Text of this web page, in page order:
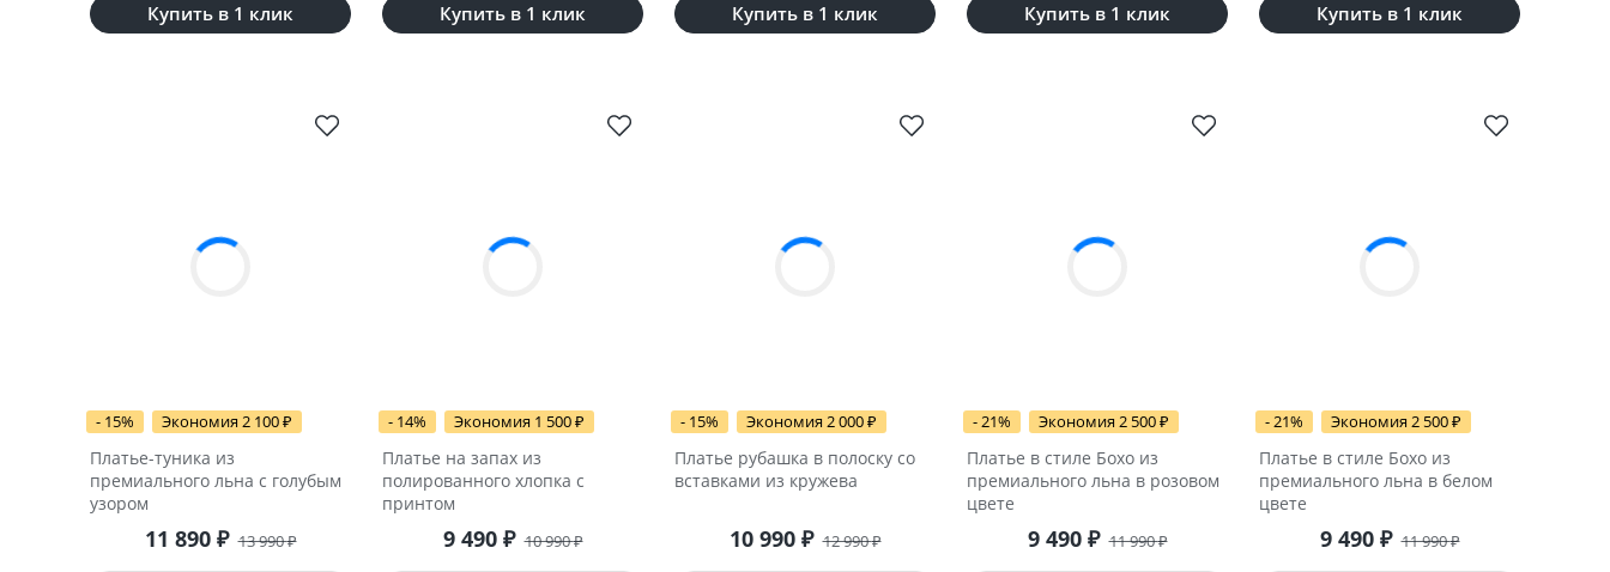
Купить в 1 клик Купить в 1 клик Купить в 1 клик Купить в 1 клик Купить в 1 клик
- 15% Экономия 2 100₽
Платье-туника из
премиального льна с голубым
узором
11 890 ₽ 13 990₽
- 14% Экономия 1 500₽
Платье на запах из
полированного хлопка с
принтом
9 490 ₽ 10 990₽
- 15% Экономия 2 000₽
Платье рубашка в полоску со
вставками из кружева
10 990 ₽ 12 990₽
- 21% Экономия 2 500₽
Платье в стиле Бохо из
премиального льна в розовом
цвете
9 490 ₽ 11 990₽
- 21% Экономия 2 500₽
Платье в стиле Бохо из
премиального льна в белом
цвете
9 490 ₽ 11 990₽